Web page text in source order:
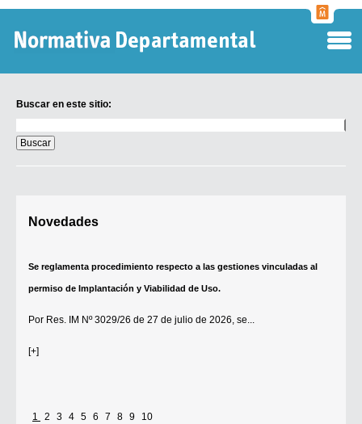
Buscar en este sitio:
en
este
sitio:
Novedades
Se reglamenta procedimiento respecto a las gestiones vinculadas al
permiso de Implantación y Viabilidad de Uso.
Por Res. IM Nº 3029/26 de 27 de julio de 2026, se...
[+]
1 2 3 4 5 6 7 8 9 10